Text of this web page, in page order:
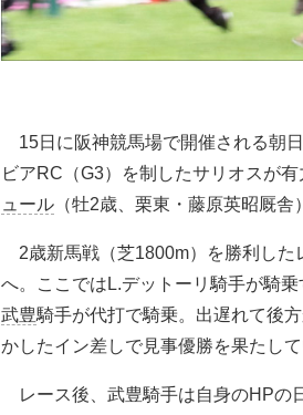
15日に阪神競馬場で開催される朝
ビアRC（G3）を制したサリオスが
ュール （牡2歳、栗東・藤原英昭厩舎
2歳新馬戦（芝1800m）を勝利した
へ。ここではL.デットーリ騎手が騎
武豊騎手が代打で騎乗。出遅れて後
かしたイン差しで見事優勝を果たして
レース後、武豊騎手は自身のHPの